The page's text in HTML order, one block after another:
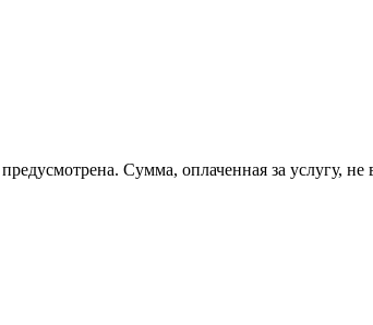
Сумма, оплаченная за услугу, не